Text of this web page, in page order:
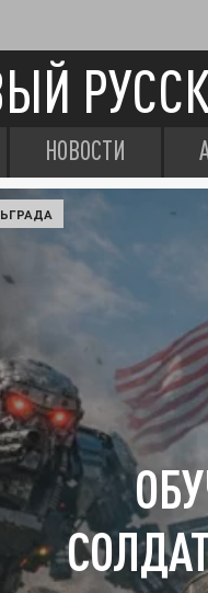
НОВОСТИ